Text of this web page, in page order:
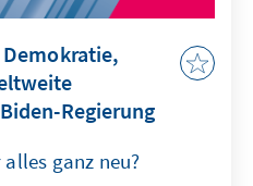
Regierung
ganz neu?